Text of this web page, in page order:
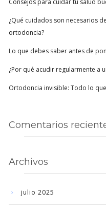
Consejos para cuidar tu salud
¿Qué cuidados son necesarios
ortodoncia?
Lo que debes saber antes de
¿Por qué acudir regularmente a
Ortodoncia invisible: Todo lo
Comentarios
Archivos
julio 2025